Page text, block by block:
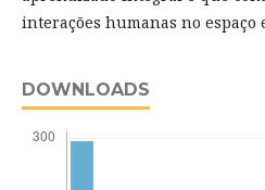
interações humanas no espaço
DOWNLOADS